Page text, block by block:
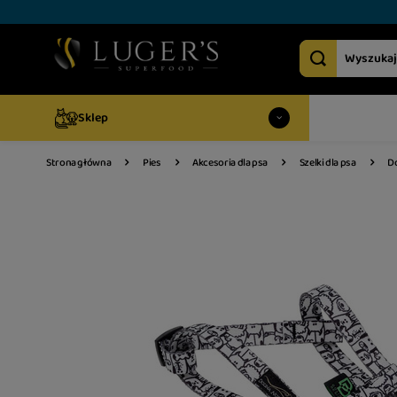
Sklep
Strona główna Pies Akcesoria dla psa Szelki dla psa